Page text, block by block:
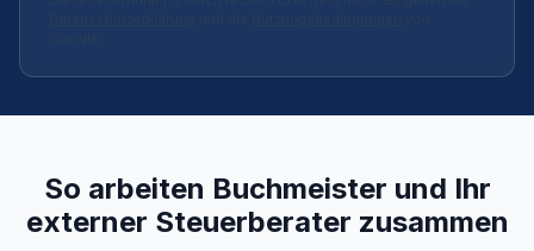
So arbeiten Buchmeister und Ihr
externer Steuerberater zusammen